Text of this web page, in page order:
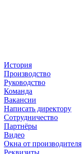
История
Производство
Руководство
Команда
Вакансии
Написать директору
Сотрудничество
Партнёры
Видео
Окна от производителя
Реквизиты